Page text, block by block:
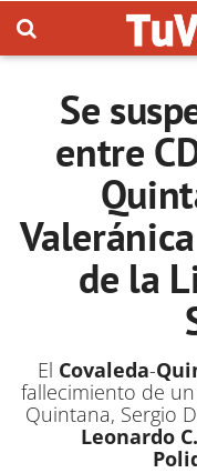
Se
entre
de la
El Covaleda-
fallecimiento de
Quintana, Sergio
Leonardo